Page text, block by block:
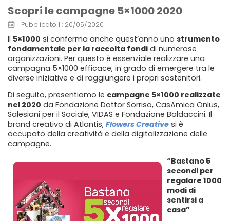
Scopri le campagne 5×1000 2020
Pubblicato Il: 20/05/2020
Il 5×1000 si conferma anche quest’anno uno strumento
fondamentale per la raccolta fondi di numerose
organizzazioni. Per questo è essenziale realizzare una
campagna 5×1000 efficace, in grado di emergere tra le
diverse iniziative e di raggiungere i propri sostenitori.
Di seguito, presentiamo le campagne 5×1000 realizzate
nel 2020 da Fondazione Dottor Sorriso, CasAmica Onlus,
Salesiani per il Sociale, VIDAS e Fondazione Baldaccini. Il
brand creativo di Atlantis, Flowers Creative si è
occupato della creatività e della digitalizzazione delle
campagne.
“Bastano 5
secondi per
regalare 1000
modi di
sentirsi a
casa”